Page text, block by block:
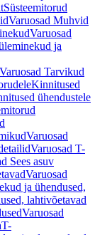
Süsteemitorud
Varuosad Muhvid
Varuosad
ja
Varuosad Tarvikud
Kinnitused
ühendustele
Varuosad
Varuosad T-
Sees asuv
Varuosad
ja ühendused,
lahtivõetavad
Varuosad
T-